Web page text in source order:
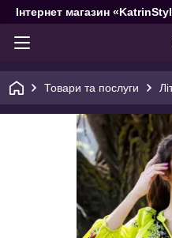
Інтернет магазин
Товари та послуги